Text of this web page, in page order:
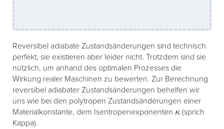
Reversibel adiabate Zustandsänderungen sind technisch
perfekt, sie existieren aber leider nicht. Trotzdem sind sie
nützlich, um anhand des optimalen Prozesses die
Wirkung realer Maschinen zu bewerten. Zur Berechnung
reversibel adiabater Zustandsänderungen behelfen wir
uns wie bei den polytropen Zustandsänderungen einer
Materialkonstante, dem Isentropenexponenten κ (sprich
Kappa).